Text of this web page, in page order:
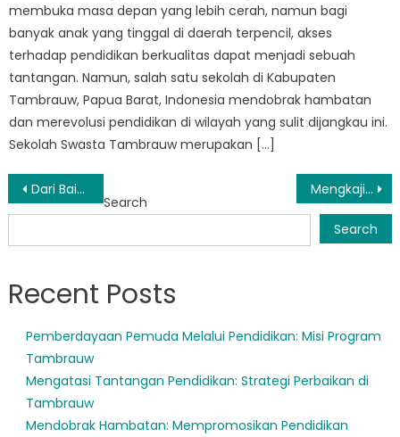
membuka masa depan yang lebih cerah, namun bagi
banyak anak yang tinggal di daerah terpencil, akses
terhadap pendidikan berkualitas dapat menjadi sebuah
tantangan. Namun, salah satu sekolah di Kabupaten
Tambrauw, Papua Barat, Indonesia mendobrak hambatan
dan merevolusi pendidikan di wilayah yang sulit dijangkau ini.
Sekolah Swasta Tambrauw merupakan […]
Post
navigation
Dari Baik Menjadi Hebat: Perjalanan Disdik Tambrauw Menuju Pelayanan Publik yang Lebih Baik Mengkaji Tantangan dan Peluang Sektor Pendidikan Tambrauw Melalui Analisis Data
Search
Search
Recent Posts
Pemberdayaan Pemuda Melalui Pendidikan: Misi Program
Tambrauw
Mengatasi Tantangan Pendidikan: Strategi Perbaikan di
Tambrauw
Mendobrak Hambatan: Mempromosikan Pendidikan